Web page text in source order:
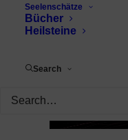
Seelenschätze
Bücher
Heilsteine
Search